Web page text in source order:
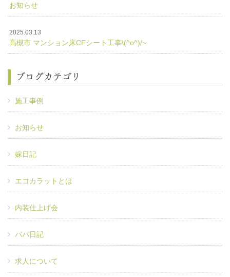
お知らせ
2025.03.13
高槻市 マンション床CFシート工事\(^o^)/~
ブログカテゴリ
施工事例
お知らせ
嫁日記
エコカラットとは
内装仕上げ会
パパ日記
求人について